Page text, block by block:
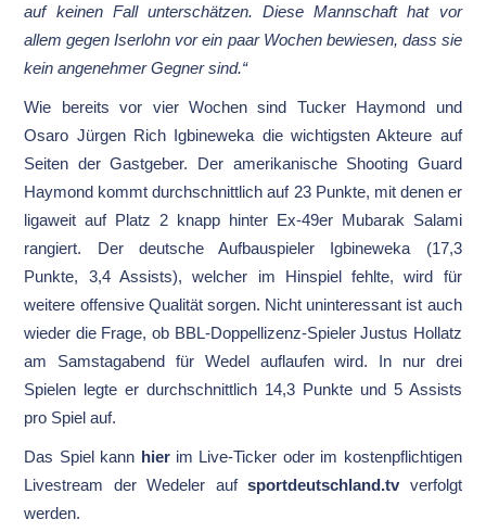
auf keinen Fall unterschätzen. Diese Mannschaft hat vor
allem gegen Iserlohn vor ein paar Wochen bewiesen, dass sie
kein angenehmer Gegner sind.“
Wie bereits vor vier Wochen sind Tucker Haymond und
Osaro Jürgen Rich Igbineweka die wichtigsten Akteure auf
Seiten der Gastgeber. Der amerikanische Shooting Guard
Haymond kommt durchschnittlich auf 23 Punkte, mit denen er
ligaweit auf Platz 2 knapp hinter Ex-49er Mubarak Salami
rangiert. Der deutsche Aufbauspieler Igbineweka (17,3
Punkte, 3,4 Assists), welcher im Hinspiel fehlte, wird für
weitere offensive Qualität sorgen. Nicht uninteressant ist auch
wieder die Frage, ob BBL-Doppellizenz-Spieler Justus Hollatz
am Samstagabend für Wedel auflaufen wird. In nur drei
Spielen legte er durchschnittlich 14,3 Punkte und 5 Assists
pro Spiel auf.
Das Spiel kann hier im Live-Ticker oder im kostenpflichtigen
Livestream der Wedeler auf sportdeutschland.tv verfolgt
werden.